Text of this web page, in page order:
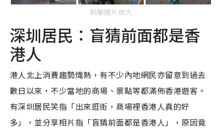
點擊圖片放大
深圳居民：盲猜前面都是香
港人
港人北上消費趨勢熾熱，有不少內地網民亦留意到過去
數日以來，不少當地的商場、景點等都滿佈香港遊客。
有深圳居民笑指「出來逛街，商場裡香港人真的好
多」，並分享相片指「盲猜前面都是香港人」，原因竟